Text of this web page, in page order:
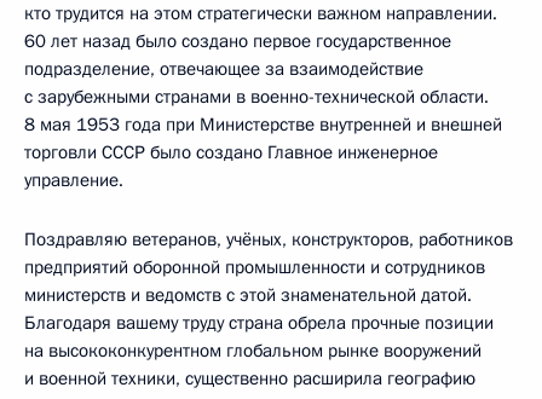
кто трудится на этом стратегически важном направлении.
60 лет назад было создано первое государственное
подразделение, отвечающее за взаимодействие
с зарубежными странами в военно-технической области.
8 мая 1953 года при Министерстве внутренней и внешней
торговли СССР было создано Главное инженерное
управление.
Поздравляю ветеранов, учёных, конструкторов, работников
предприятий оборонной промышленности и сотрудников
министерств и ведомств с этой знаменательной датой.
Благодаря вашему труду страна обрела прочные позиции
на высококонкурентном глобальном рынке вооружений
и военной техники, существенно расширила географию